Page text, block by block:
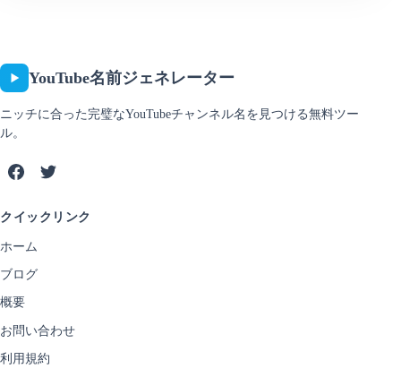
YouTube名前ジェネレーター
ニッチに合った完璧なYouTubeチャンネル名を見つける無料ツー
ル。
クイックリンク
ホーム
ブログ
概要
お問い合わせ
利用規約